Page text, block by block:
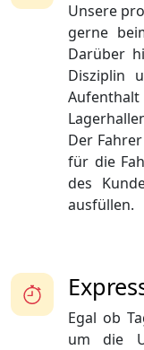
Unsere
gerne
Darüber
Disziplin
Der
für die
des
ausfüllen.
Egal ob
um die